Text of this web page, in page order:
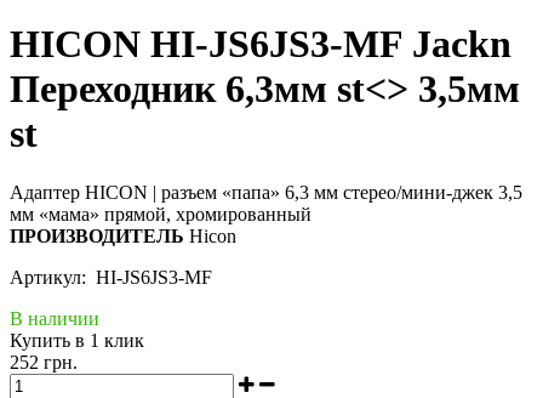
HICON HI-JS6JS3-MF Jackn
Переходник 6,3мм st<> 3,5мм
st
Адаптер HICON | разъем «папа» 6,3 мм стерео/мини-джек 3,5
мм «мама» прямой, хромированный
ПРОИЗВОДИТЕЛЬ Hicon
Артикул: HI-JS6JS3-MF
В наличии
Купить в 1 клик
252 грн.